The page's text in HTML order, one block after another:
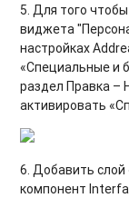
5. Для того
виджета
настройках
«Специальные и
раздел Правка –
активировать
6. Добавить
компонент